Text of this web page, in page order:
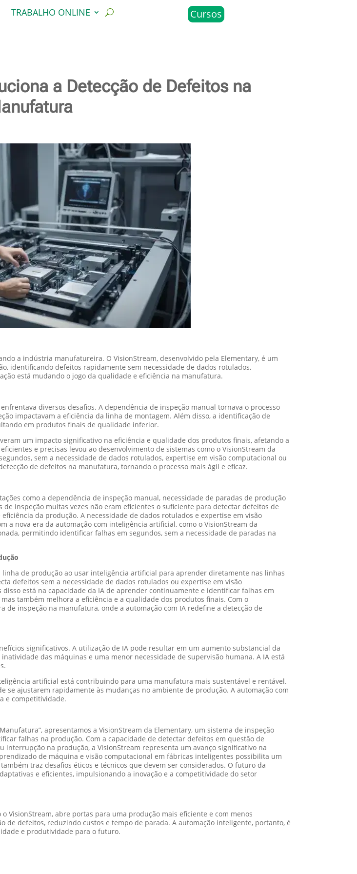
TRABALHO ONLINE Cursos
a Detecção de Defeitos na
a indústria manufatureira. O VisionStream, desenvolvido pela Elementary, é um
identificando defeitos rapidamente sem necessidade de dados rotulados,
está mudando o jogo da qualidade e eficiência na manufatura.
diversos desafios. A dependência de inspeção manual tornava o processo
impactavam a eficiência da linha de montagem. Além disso, a identificação de
em produtos finais de qualidade inferior.
um impacto significativo na eficiência e qualidade dos produtos finais, afetando a
e precisas levou ao desenvolvimento de sistemas como o VisionStream da
sem a necessidade de dados rotulados, expertise em visão computacional ou
de defeitos na manufatura, tornando o processo mais ágil e eficaz.
como a dependência de inspeção manual, necessidade de paradas de produção
inspeção muitas vezes não eram eficientes o suficiente para detectar defeitos de
da produção. A necessidade de dados rotulados e expertise em visão
a nova era da automação com inteligência artificial, como o VisionStream da
permitindo identificar falhas em segundos, sem a necessidade de paradas na
de produção ao usar inteligência artificial para aprender diretamente nas linhas
defeitos sem a necessidade de dados rotulados ou expertise em visão
está na capacidade da IA de aprender continuamente e identificar falhas em
também melhora a eficiência e a qualidade dos produtos finais. Com o
inspeção na manufatura, onde a automação com IA redefine a detecção de
significativos. A utilização de IA pode resultar em um aumento substancial da
das máquinas e uma menor necessidade de supervisão humana. A IA está
artificial está contribuindo para uma manufatura mais sustentável e rentável.
se ajustarem rapidamente às mudanças no ambiente de produção. A automação com
e competitividade.
apresentamos a VisionStream da Elementary, um sistema de inspeção
falhas na produção. Com a capacidade de detectar defeitos em questão de
interrupção na produção, a VisionStream representa um avanço significativo na
de máquina e visão computacional em fábricas inteligentes possibilita um
traz desafios éticos e técnicos que devem ser considerados. O futuro da
e eficientes, impulsionando a inovação e a competitividade do setor
VisionStream, abre portas para uma produção mais eficiente e com menos
de defeitos, reduzindo custos e tempo de parada. A automação inteligente, portanto, é
e produtividade para o futuro.